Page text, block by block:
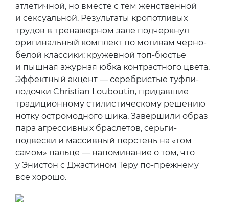
атлетичной, но вместе с тем женственной
и сексуальной. Результаты кропотливых
трудов в тренажерном зале подчеркнул
оригинальный комплект по мотивам черно-
белой классики: кружевной топ-бюстье
и пышная ажурная юбка контрастного цвета.
Эффектный акцент — серебристые туфли-
лодочки Christian Louboutin, придавшие
традиционному стилистическому решению
нотку остромодного шика. Завершили образ
пара агрессивных браслетов, серьги-
подвески и массивный перстень на «том
самом» пальце — напоминание о том, что
у Энистон с Джастином Теру по-прежнему
все хорошо.